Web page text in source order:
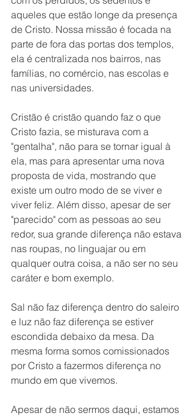
aqueles que estão longe da presença
de Cristo. Nossa missão é focada na
parte de fora das portas dos templos,
ela é centralizada nos bairros, nas
famílias, no comércio, nas escolas e
nas universidades.
Cristão é cristão quando faz o que
Cristo fazia, se misturava com a
"gentalha", não para se tornar igual à
ela, mas para apresentar uma nova
proposta de vida, mostrando que
existe um outro modo de se viver e
viver feliz. Além disso, apesar de ser
"parecido" com as pessoas ao seu
redor, sua grande diferença não estava
nas roupas, no linguajar ou em
qualquer outra coisa, a não ser no seu
caráter e bom exemplo.
Sal não faz diferença dentro do saleiro
e luz não faz diferença se estiver
escondida debaixo da mesa. Da
mesma forma somos comissionados
por Cristo a fazermos diferença no
mundo em que vivemos.
Apesar de não sermos daqui, estamos